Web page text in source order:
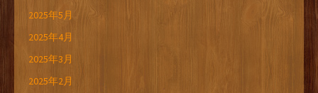
2025年5月
2025年4月
2025年3月
2025年2月